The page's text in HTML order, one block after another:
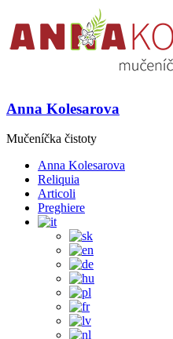
Anna Kolesarova
Mučeníčka čistoty
Anna Kolesarova
Reliquia
Articoli
Preghiere